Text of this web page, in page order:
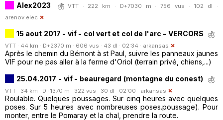
Alex2023
VTT · 222 km · D+7030 m · 756 vus · 102 dl ·
arenov.elec
15 aout 2017 - vif - col vert et col de l'arc - VERCORS
VTT · 44 km · D+2370 m · 606 vus · 43 dl · 02:34 · arkansas
Après le chemin du Bémont à st Paul, suivre les panneaux jaunes
VIF pour ne pas aller à la ferme d'Oriol (terrain privé, chiens,...)
25.04.2017 - vif - beauregard (montagne du conest)
VTT · 34 km · D+1370 m · 322 vus · 30 dl · 02:00 · arkansas
Roulable. Quelques poussages. Sur cinq heures avec quelques
poses. Sur 5 heures avec nombreuses poses.poussage). Pour
monter, entre le Pomaray et la chal, prendre la route.